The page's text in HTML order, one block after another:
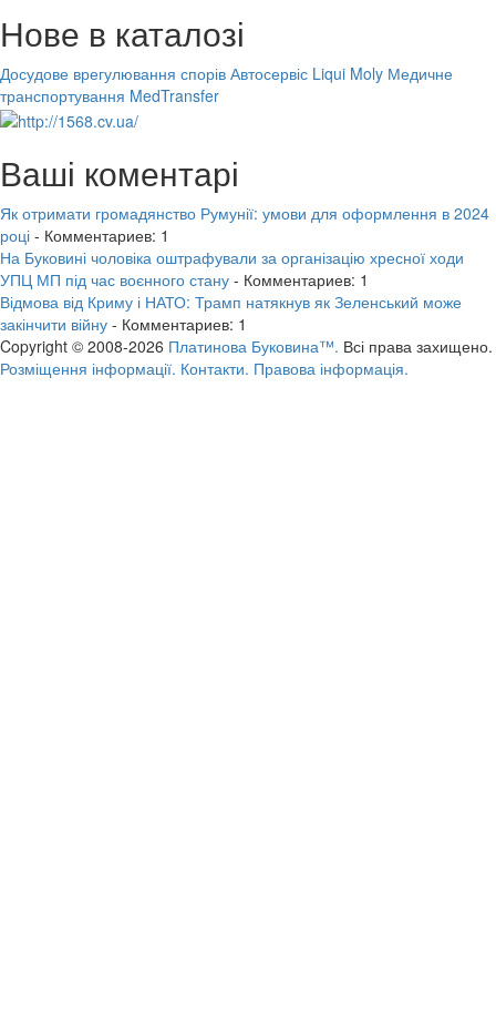
Нове в каталозі
Досудове врегулювання спорів Автосервіс Liqui Moly Медичне
транспортування MedTransfer
Ваші коментарі
Як отримати громадянство Румунії: умови для оформлення в 2024
році - Комментариев: 1
На Буковині чоловіка оштрафували за організацію хресної ходи
УПЦ МП під час воєнного стану - Комментариев: 1
Відмова від Криму і НАТО: Трамп натякнув як Зеленський може
закінчити війну - Комментариев: 1
Copyright © 2008-2026 Платинова Буковина™. Всі права захищено.
Розміщення інформації. Контакти. Правова інформація.